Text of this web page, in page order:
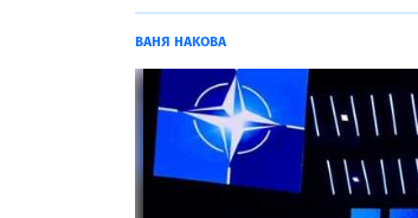
ВАНЯ НАКОВА